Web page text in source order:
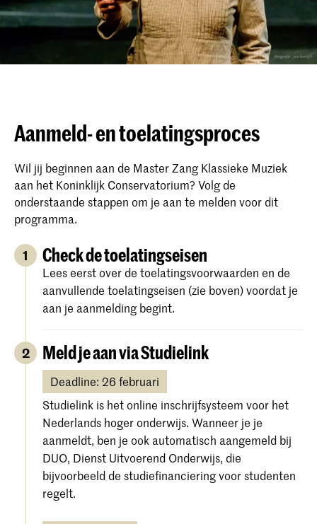
Aanmeld- en toelatingsproces
Wil jij beginnen aan de Master Zang Klassieke Muziek
aan het Koninklijk Conservatorium? Volg de
onderstaande stappen om je aan te melden voor dit
programma.
1 Check de toelatingseisen
Lees eerst over de toelatingsvoorwaarden en de
aanvullende toelatingseisen (zie boven) voordat je
aan je aanmelding begint.
2 Meld je aan via Studielink
Deadline: 26 februari
Studielink is het online inschrijfsysteem voor het
Nederlands hoger onderwijs. Wanneer je je
aanmeldt, ben je ook automatisch aangemeld bij
DUO, Dienst Uitvoerend Onderwijs, die
bijvoorbeeld de studiefinanciering voor studenten
regelt.